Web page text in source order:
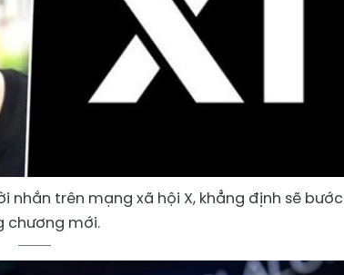
nhắn trên mạng xã hội X, khẳng định sẽ bước
chương mới.